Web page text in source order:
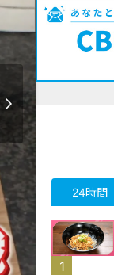
24時間
1